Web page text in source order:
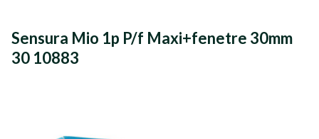
Sensura Mio 1p P/f Maxi+fenetre 30mm
30 10883